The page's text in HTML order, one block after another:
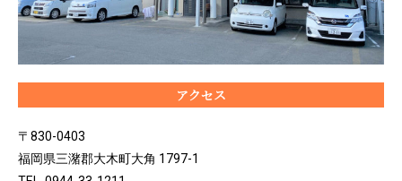
アクセス
〒830-0403
福岡県三潴郡大木町大角 1797-1